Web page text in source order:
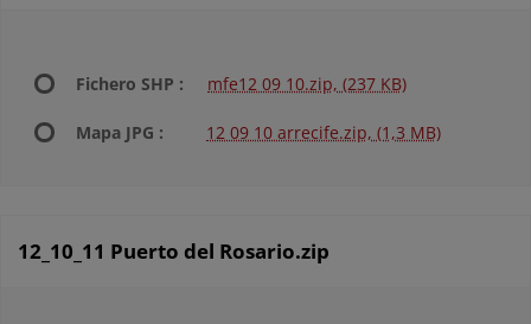
Fichero SHP : mfe12 09 10.zip, (237 KB)
Mapa JPG : 12 09 10 arrecife.zip, (1,3 MB)
12_10_11 Puerto del Rosario.zip